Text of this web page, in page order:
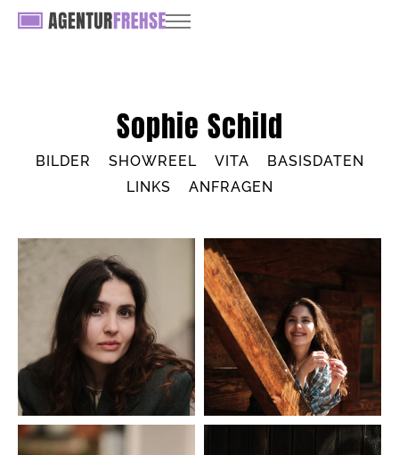
Sophie Schild
BILDER SHOWREEL VITA
BASISDATEN
LINKS
ANFRAGEN